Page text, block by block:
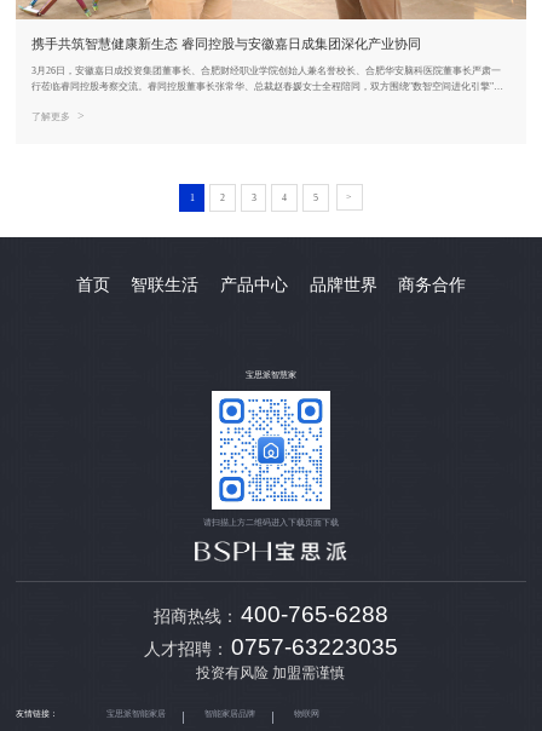
携手共筑智慧健康新生态 睿同控股与安徽嘉日成集团深化产业协同
3月26日，安徽嘉日成投资集团董事长、合肥财经职业学院创始人兼名誉校长、合肥华安脑科医院董事长严肃一
行莅临睿同控股考察交流。睿同控股董事长张常华、总裁赵春媛女士全程陪同，双方围绕"数智空间进化引擎"战
了解更多
>
1 2 3 4 5 >
首页 智联生活 产品中心 品牌世界 商务合作
宝思派智慧家
请扫描上方二维码进入下载页面下载
招商热线： 400-765-6288
人才招聘： 0757-63223035
投资有风险 加盟需谨慎
友情链接： 宝思派智能家居 智能家居品牌 物联网